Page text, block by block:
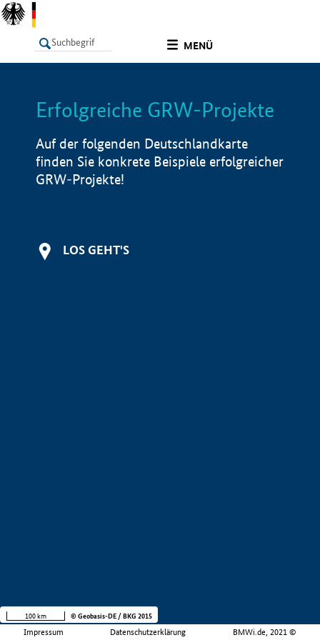
MENÜ
LISTE Info
Erfolgreiche GRW-Projekte
Auf der folgenden Deutschlandkarte
finden Sie konkrete Beispiele erfolgreicher
GRW-Projekte!
LOS GEHT'S
Impressum Datenschutzerklärung BMWi.de, 2021 ©
100 km © Geobasis-DE / BKG 2015